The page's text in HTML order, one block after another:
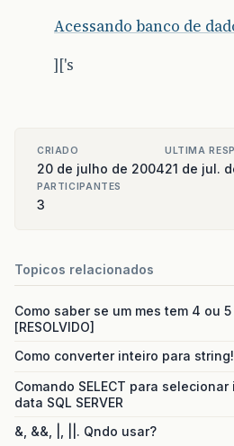
Acessando banco de
]['s
CRIADO
20 de julho de 2004
ULTIMA
21 de jul.
PARTICIPANTES
3
Topicos relacionados
Como saber se um mes tem 4 ou
[RESOLVIDO]
Como converter inteiro para string!
Comando SELECT para
data SQL SERVER
&, &&, |, ||. Qndo usar?